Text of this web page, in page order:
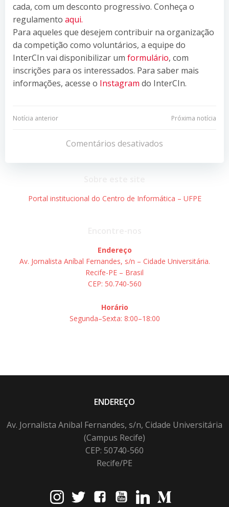
cada, com um desconto progressivo. Conheça o
regulamento aqui.
Para aqueles que desejem contribuir na organização
da competição como voluntários, a equipe do
InterCIn vai disponibilizar um formulário, com
inscrições para os interessados. Para saber mais
informações, acesse o Instagram do InterCIn.
Navegação
Post
Notícia anterior
Navegação
de
Post
Próxima notícia
Comentários desativados
Portal institucional do Centro de Informática – UFPE
Endereço
Av. Jornalista Aníbal Fernandes, s/n – Cidade Universitária.
Recife-PE – Brasil
CEP: 50.740-560
Horário
Segunda–Sexta: 8:00–18:00
ENDEREÇO
Av. Jornalista Anibal Fernandes, s/n, Cidade Universitária
(Campus Recife)
CEP: 50740-560
Recife/PE